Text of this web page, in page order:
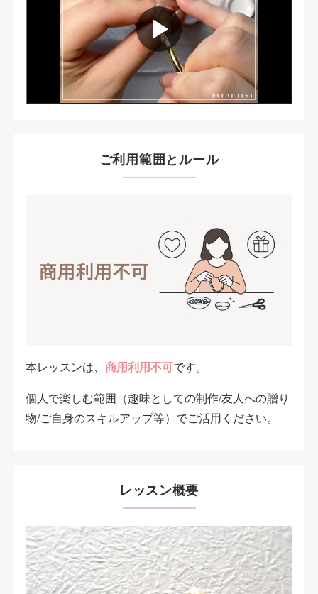
ご利用範囲とルール
本レッスンは、 商用利用不可です。
個人で楽しむ範囲（趣味としての制作/友人への贈り
物/ご自身のスキルアップ等）でご活用ください。
レッスン概要